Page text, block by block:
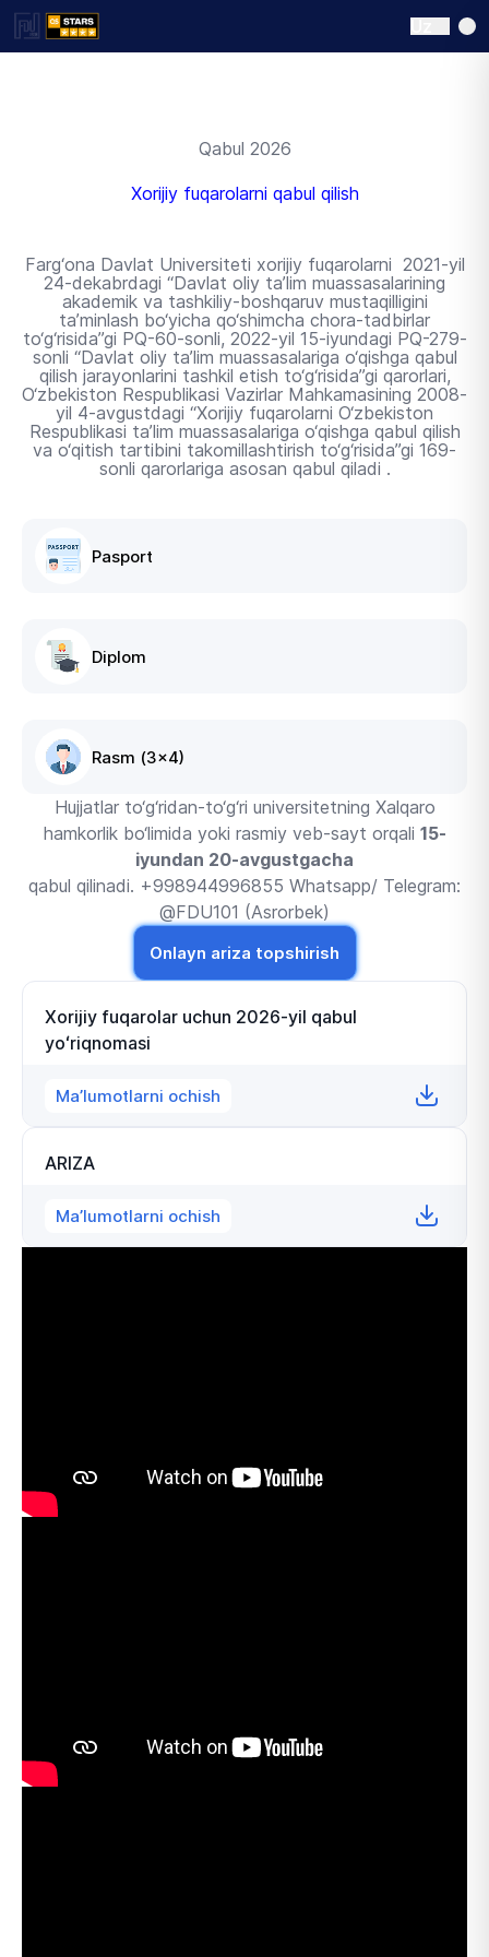
Qabul 2026
Xorijiy fuqarolarni qabul qilish
Farg‘ona Davlat Universiteti xorijiy fuqarolarni 2021-yil
24-dekabrdagi “Davlat oliy ta’lim muassasalarining
akademik va tashkiliy-boshqaruv mustaqilligini
ta’minlash bo‘yicha qo‘shimcha chora-tadbirlar
to‘g‘risida”gi PQ-60-sonli, 2022-yil 15-iyundagi PQ-279-
sonli “Davlat oliy ta’lim muassasalariga o‘qishga qabul
qilish jarayonlarini tashkil etish to‘g‘risida”gi qarorlari,
O‘zbekiston Respublikasi Vazirlar Mahkamasining 2008-
yil 4-avgustdagi “Xorijiy fuqarolarni O‘zbekiston
Respublikasi ta’lim muassasalariga o‘qishga qabul qilish
va o‘qitish tartibini takomillashtirish to‘g‘risida”gi 169-
sonli qarorlariga asosan qabul qiladi .
Pasport
Diplom
Rasm (3x4)
Hujjatlar to‘g‘ridan-to‘g‘ri universitetning Xalqaro
hamkorlik bo‘limida yoki rasmiy veb-sayt orqali 15-
iyundan 20-avgustgacha
qabul qilinadi. +998944996855 Whatsapp/ Telegram:
@FDU101 (Asrorbek)
Onlayn ariza topshirish
Xorijiy fuqarolar uchun 2026-yil qabul
yoʻriqnomasi
Ma’lumotlarni ochish
ARIZA
Ma’lumotlarni ochish